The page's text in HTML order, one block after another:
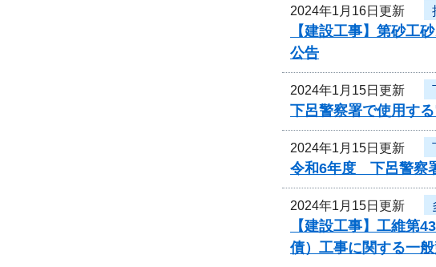
2024年1月16日更新
【建設工事】第砂
公告
2024年1月15日更新
下呂警察署で使用す
2024年1月15日更新
令和6年度 下呂警察
2024年1月15日更新
【建設工事】工維
債）工事に関する一